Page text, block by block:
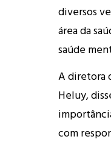
diversos
área da
saúde
A diretora
Heluy,
com